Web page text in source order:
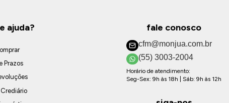
ajuda?
Prazos
fale conosco
cfm@monjua.com.br
(55) 3003-2004
Horário de atendimento:
Seg-Sex: 9h às 18h | Sáb: 9h às 12h